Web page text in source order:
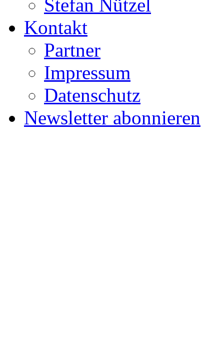
Stefan Nützel
Kontakt
Partner
Impressum
Datenschutz
Newsletter abonnieren